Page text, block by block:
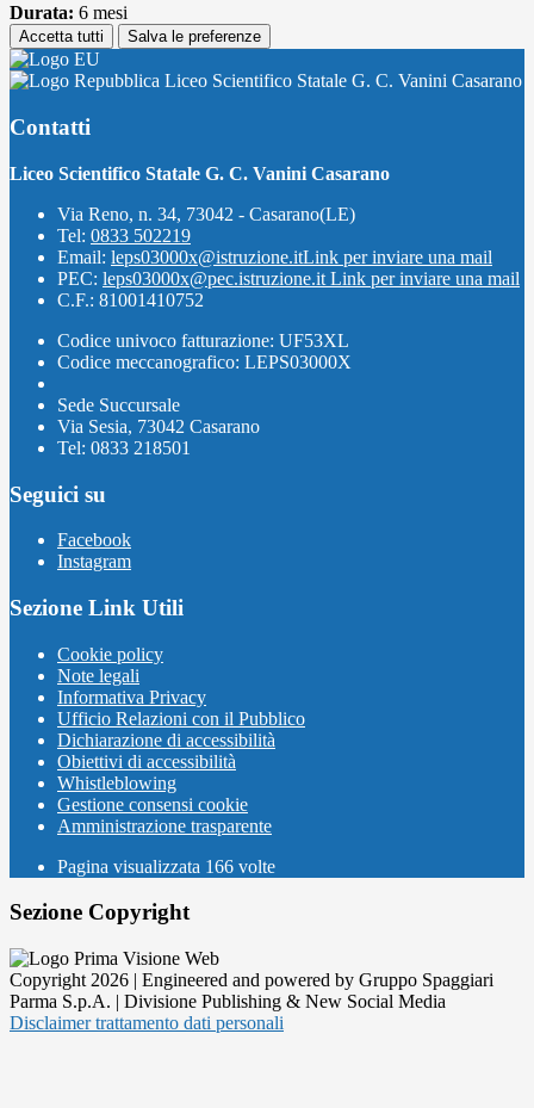
Durata: 6 mesi
Accetta tutti Salva le preferenze
Liceo Scientifico Statale G. C. Vanini Casarano
Contatti
Liceo Scientifico Statale G. C. Vanini Casarano
Via Reno, n. 34, 73042 - Casarano(LE)
Tel: 0833 502219
Email: leps03000x@istruzione.itLink per inviare una mail
PEC: leps03000x@pec.istruzione.it Link per inviare una mail
C.F.: 81001410752
Codice univoco fatturazione: UF53XL
Codice meccanografico: LEPS03000X
Sede Succursale
Via Sesia, 73042 Casarano
Tel: 0833 218501
Seguici su
Facebook
Instagram
Sezione Link Utili
Cookie policy
Note legali
Informativa Privacy
Ufficio Relazioni con il Pubblico
Dichiarazione di accessibilità
Obiettivi di accessibilità
Whistleblowing
Gestione consensi cookie
Amministrazione trasparente
Pagina visualizzata 166 volte
Sezione Copyright
Copyright 2026 | Engineered and powered by Gruppo Spaggiari
Parma S.p.A. | Divisione Publishing & New Social Media
Disclaimer trattamento dati personali